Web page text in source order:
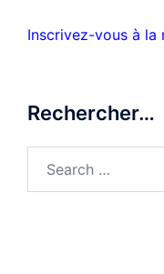
Inscrivez-vous à la
Rechercher…